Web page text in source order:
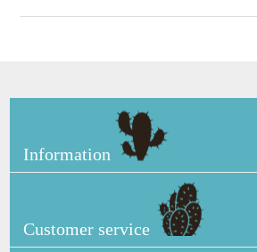
Information
Customer service